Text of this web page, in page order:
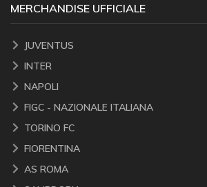
MERCHANDISE UFFICIALE
JUVENTUS
INTER
NAPOLI
FIGC - NAZIONALE ITALIANA
TORINO FC
FIORENTINA
AS ROMA